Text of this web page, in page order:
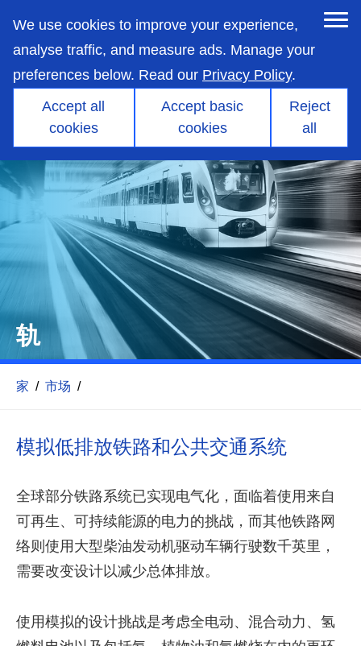
We use cookies to improve your experience,
analyse traffic, and measure ads. Manage your
preferences below. Read our Privacy Policy.
Accept all
cookies
Accept basic
cookies
Reject
all
main
content
轨
家 / 市场 /
模拟低排放铁路和公共交通系统
全球部分铁路系统已实现电气化，面临着使用来自
可再生、可持续能源的电力的挑战，而其他铁路网
络则使用大型柴油发动机驱动车辆行驶数千英里，
需要改变设计以减少总体排放。
使用模拟的设计挑战是考虑全电动、混合动力、氢